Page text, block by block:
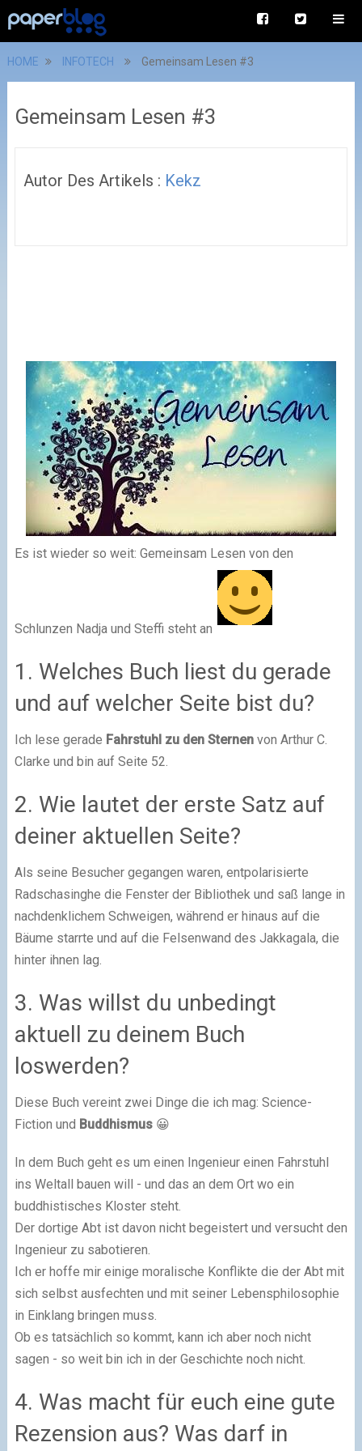
HOME INFOTECH Gemeinsam Lesen #3
Gemeinsam Lesen #3
Autor Des Artikels : Kekz
Es ist wieder so weit: Gemeinsam Lesen von den
Schlunzen Nadja und Steffi steht an
1. Welches Buch liest du gerade
und auf welcher Seite bist du?
Ich lese gerade Fahrstuhl zu den Sternenvon Arthur C.
Clarke und bin auf Seite 52.
2. Wie lautet der erste Satz auf
deiner aktuellen Seite?
Als seine Besucher gegangen waren, entpolarisierte
Radschasinghe die Fenster der Bibliothek und saß lange in
nachdenklichem Schweigen, während er hinaus auf die
Bäume starrte und auf die Felsenwand des Jakkagala, die
hinter ihnen lag.
3. Was willst du unbedingt
aktuell zu deinem Buch
loswerden?
Diese Buch vereint zwei Dinge die ich mag: Science-
Fiction und Buddhismus😀
In dem Buch geht es um einen Ingenieur einen Fahrstuhl
ins Weltall bauen will - und das an dem Ort wo ein
buddhistisches Kloster steht.
Der dortige Abt ist davon nicht begeistert und versucht den
Ingenieur zu sabotieren.
Ich er hoffe mir einige moralische Konflikte die der Abt mit
sich selbst ausfechten und mit seiner Lebensphilosophie
in Einklang bringen muss.
Ob es tatsächlich so kommt, kann ich aber noch nicht
sagen - so weit bin ich in der Geschichte noch nicht.
4. Was macht für euch eine gute
Rezension aus? Was darf in